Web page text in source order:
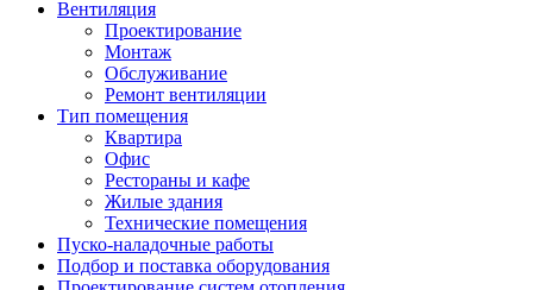
Вентиляция
Проектирование
Монтаж
Обслуживание
Ремонт вентиляции
Тип помещения
Квартира
Офис
Рестораны и кафе
Жилые здания
Технические помещения
Пуско-наладочные работы
Подбор и поставка оборудования